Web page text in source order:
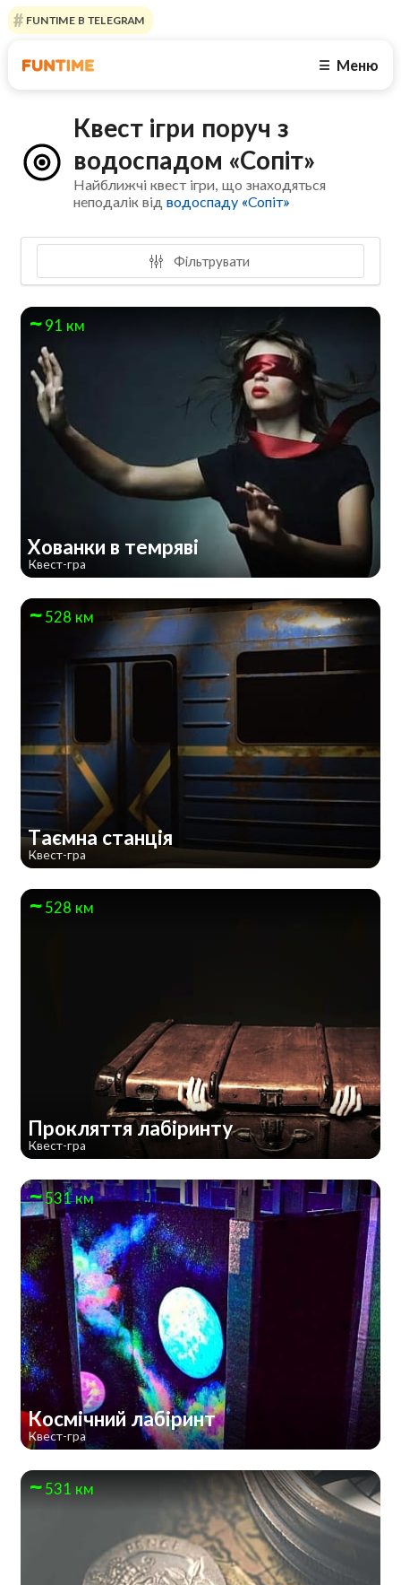
FUNTIME В TELEGRAM
☰ Меню
Квест ігри поруч з
водоспадом «Сопіт»
Найближчі квест ігри, що знаходяться
неподалік відводоспаду «Сопіт»
Фільтрувати
91 км
Хованки в темряві
Квест-гра
528 км
Таємна станція
Квест-гра
528 км
Прокляття лабіринту
Квест-гра
531 км
Космічний лабіринт
Квест-гра
531 км